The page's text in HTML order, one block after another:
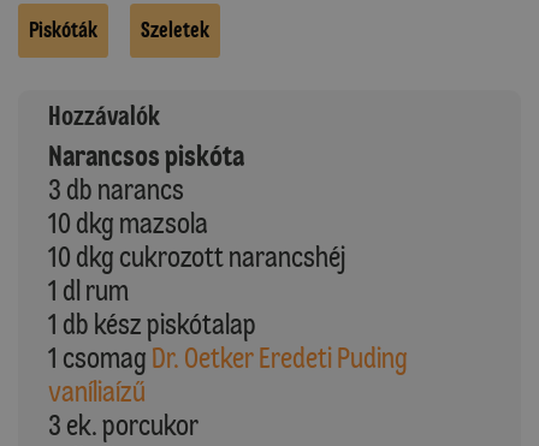
Piskóták Szeletek
Hozzávalók
Narancsos piskóta
3 db narancs
10 dkg mazsola
10 dkg cukrozott narancshéj
1 dl rum
1 db kész piskótalap
1 csomag Dr. Oetker Eredeti Puding
vaníliaízű
3 ek. porcukor